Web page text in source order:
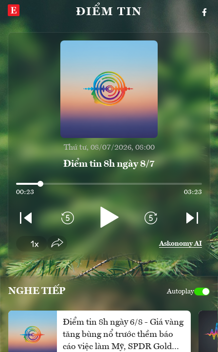
ĐIỂM TIN
Thứ tư, 08/07/2026, 08:00
Điểm tin 8h ngày 8/7
00:23 03:23
Askonomy AI
NGHE TIẾP Autoplay
Điểm tin 8h ngày 6/8 - Giá vàng
tăng bùng nổ trước thềm báo
cáo việc làm Mỹ, SPDR Gold